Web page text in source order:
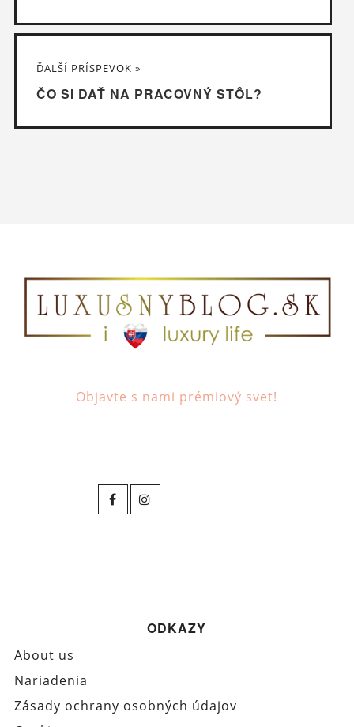
ĎALŠÍ PRÍSPEVOK »
ČO SI DAŤ NA PRACOVNÝ STÔL?
Objavte s nami prémiový svet!
ODKAZY
About us
Nariadenia
Zásady ochrany osobných údajov